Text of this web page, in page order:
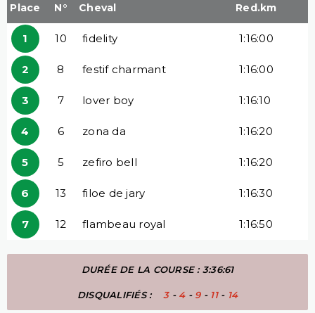
Place N° Cheval Red.km
1 10 fidelity 1:16:00
2 8 festif charmant 1:16:00
3 7 lover boy 1:16:10
4 6 zona da 1:16:20
5 5 zefiro bell 1:16:20
6 13 filoe de jary 1:16:30
7 12 flambeau royal 1:16:50
DURÉE DE LA COURSE : 3:36:61
DISQUALIFIÉS :3- 4- 9- 11- 14